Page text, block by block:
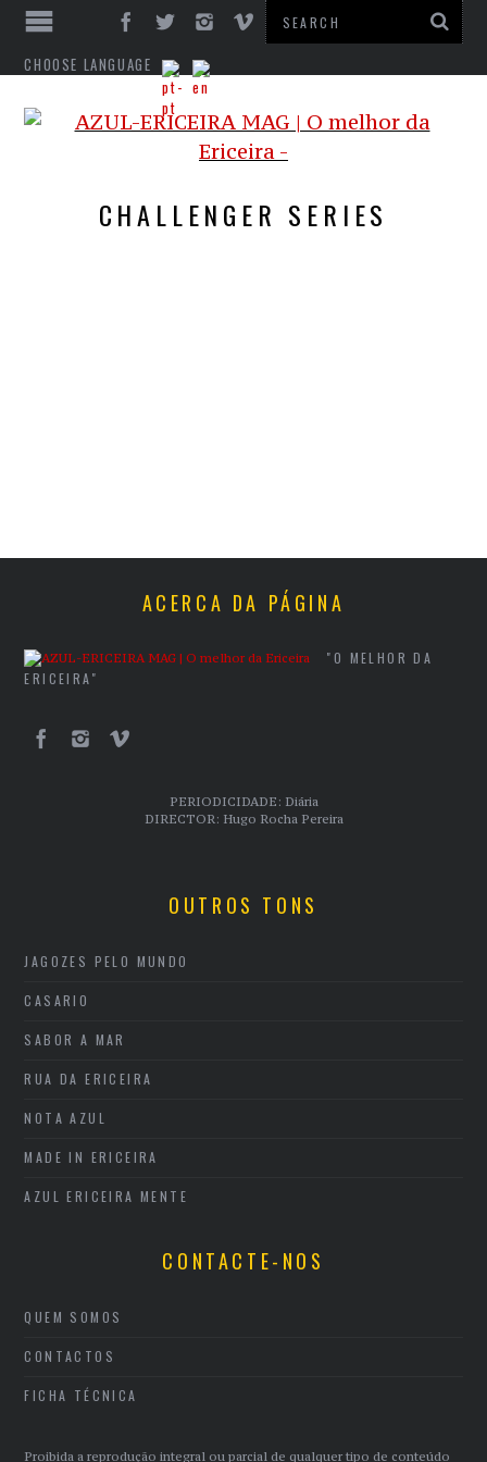
CHOOSE LANGUAGE
CHALLENGER SERIES
ACERCA DA PÁGINA
"O MELHOR DA
ERICEIRA"
PERIODICIDADE: Diária
DIRECTOR: Hugo Rocha Pereira
OUTROS TONS
JAGOZES PELO MUNDO
CASARIO
SABOR A MAR
RUA DA ERICEIRA
NOTA AZUL
MADE IN ERICEIRA
AZUL ERICEIRA MENTE
CONTACTE-NOS
QUEM SOMOS
CONTACTOS
FICHA TÉCNICA
Proibida a reprodução integral ou parcial de qualquer tipo de conteúdo